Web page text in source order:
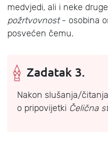
medvjedi, ali i neke
požrtvovnost- osobina
posvećen čemu.
Zadatak 3.
Nakon slušanja/
o pripovijetki Čelična